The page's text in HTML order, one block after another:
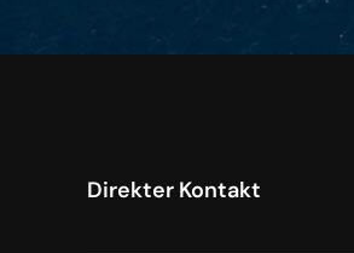
Direkter Kontakt